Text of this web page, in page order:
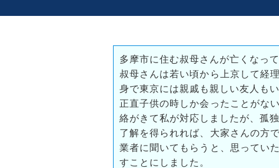
多摩市に住む叔母さんが亡くなっ
叔母さんは若い頃から上京して経
身で東京には親戚も親しい友人も
正直子供の時しか会ったことがな
絡がきて私が対応しましたが、孤
了解を得られれば、大家さんの方
業者に聞いてもらうと、思ってい
すことにしました。